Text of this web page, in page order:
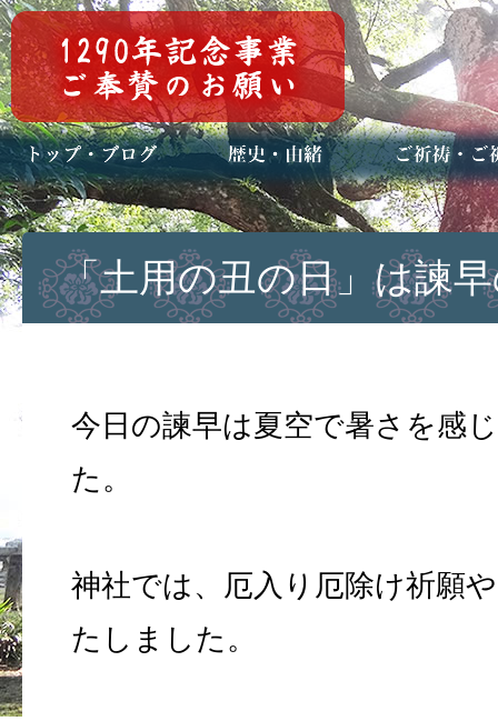
トップページ
ブログ(日々八百万)
お知らせ一覧 歴史・ご祭神
年中行事
メディア掲載 ご祈祷・ご祈
安産祈願
初宮参り
七五三詣
長寿のお祝い
神前結婚式
厄祓い・方位
車のお祓い
地鎮祭
神葬祭（神式
「土用の丑の日」は諫
今日の諫早は夏空で暑さを感
た。
神社では、厄入り厄除け祈願
たしました。